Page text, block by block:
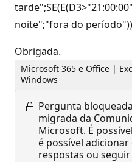
noite";"fora do
Obrigada.
Microsoft 365 e Office |
Windows
Pergunta
migrada da
Microsoft. É
é possível
respostas ou